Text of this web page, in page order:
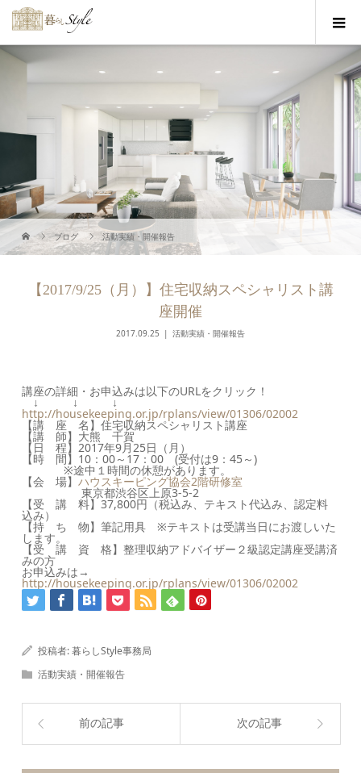
ブログ 活動実績・開催報告
【2017/9/25（月）】住宅収納スペシャリスト講
座開催
2017.09.25 活動実績・開催報告
講座の詳細・お申込みは以下のURLをクリック！
↓ ↓ ↓
http://housekeeping.or.jp/rplans/view/01306/02002
【講 座 名】住宅収納スペシャリスト講座
【講 師】大熊 千賀
【日 程】2017年9月25日（月）
【時 間】10：00～17：00 (受付は9：45～)
※途中１時間の休憩があります。
【会 場】ハウスキーピング協会2階研修室
東京都渋谷区上原3-5-2
【受 講 料】37,800円（税込み、テキスト代込み、認定料
込み）
【持 ち 物】筆記用具 ※テキストは受講当日にお渡しいた
します。
【受 講 資 格】整理収納アドバイザー２級認定講座受講済
みの方
お申込みは→
http://housekeeping.or.jp/rplans/view/01306/02002
投稿者:暮らしStyle事務局
活動実績・開催報告
前の記事 次の記事